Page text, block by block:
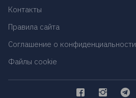
Контакты
Правила сайта
Соглашение о конфиденциальности
Файлы cookie